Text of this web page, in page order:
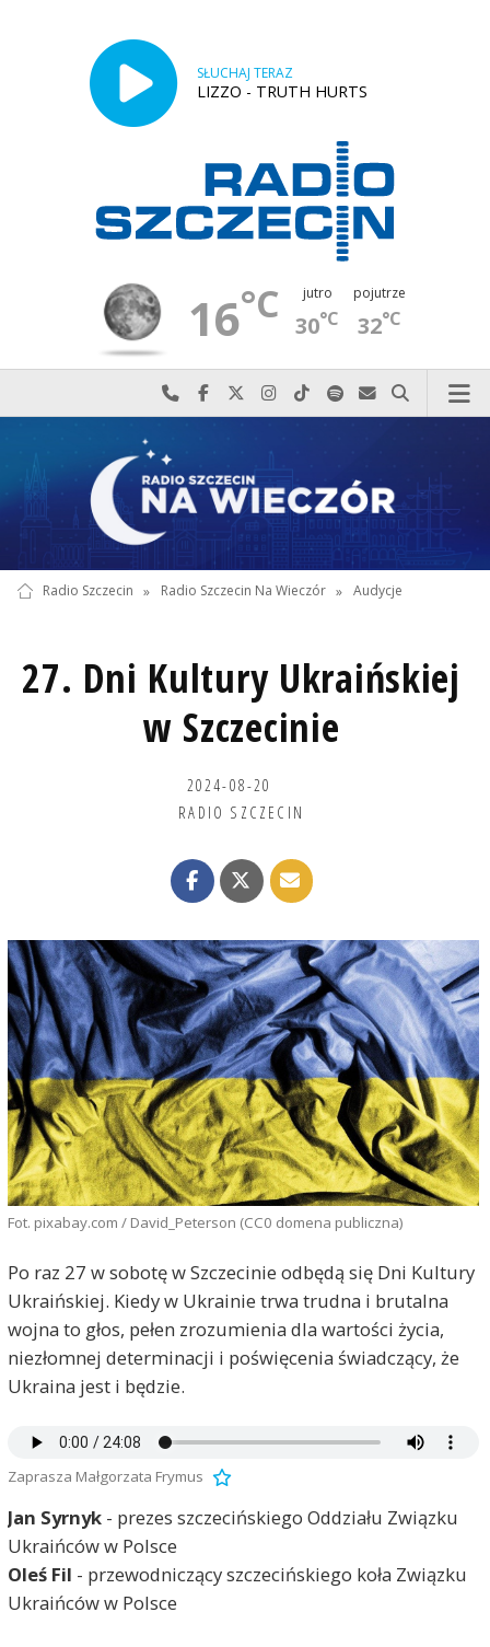
SŁUCHAJ TERAZ
LIZZO - TRUTH HURTS
16°C jutro
30°C
pojutrze
32°C
Najlepiej po prostu do nas zadzwoń
Odwiedź nas na Facebook-u
Odwiedź nas na X
Odwiedź nas na Instagram-ie
Odwiedź nas na TikTok-u
Szukaj nas na Spotify
Wyślij do nas
Szukaj
Radio Szczecin » Radio Szczecin Na Wieczór » Audycje
27. Dni Kultury Ukraińskiej
w Szczecinie
2024-08-20
RADIO SZCZECIN
Fot. pixabay.com / David_Peterson (CC0 domena publiczna)
Po raz 27 w sobotę w Szczecinie odbędą się Dni Kultury
Ukraińskiej. Kiedy w Ukrainie trwa trudna i brutalna
wojna to głos, pełen zrozumienia dla wartości życia,
niezłomnej determinacji i poświęcenia świadczący, że
Ukraina jest i będzie.
Zaprasza Małgorzata Frymus
Jan Syrnyk- prezes szczecińskiego Oddziału Związku
Ukraińców w Polsce
Oleś Fil - przewodniczący szczecińskiego koła Związku
Ukraińców w Polsce